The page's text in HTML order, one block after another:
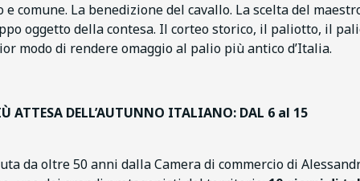
comune. La benedizione del cavallo. La scelta del
oggetto della contesa. Il corteo storico, il paliotto, il
modo di rendere omaggio al palio più antico d’Italia.
ATTESA DELL’AUTUNNO ITALIANO: DAL 6 al 15
da oltre 50 anni dalla Camera di commercio di